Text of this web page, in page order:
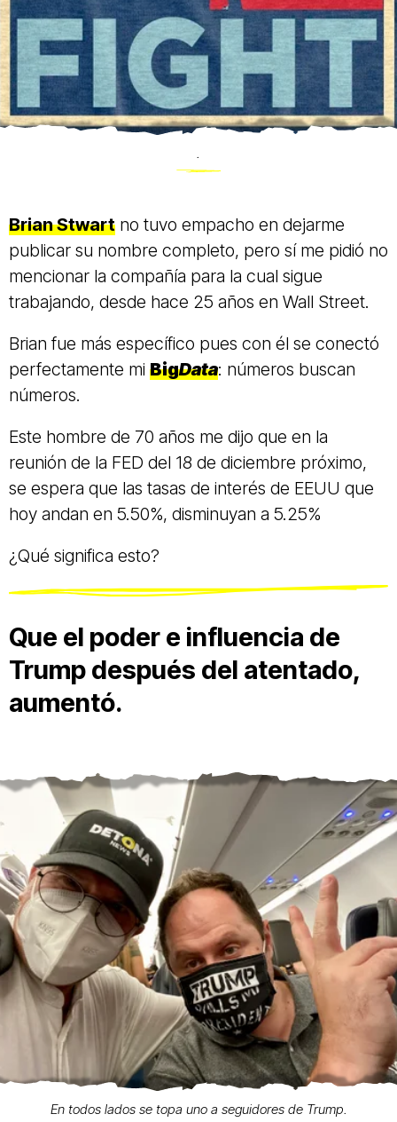
.
Brian Stwart no tuvo empacho en dejarme
publicar su nombre completo, pero sí me pidió no
mencionar la compañía para la cual sigue
trabajando, desde hace 25 años en Wall Street.
Brian fue más específico pues con él se conectó
perfectamente mi BigData: números buscan
números.
Este hombre de 70 años me dijo que en la
reunión de la FED del 18 de diciembre próximo,
se espera que las tasas de interés de EEUU que
hoy andan en 5.50%, disminuyan a 5.25%
¿Qué significa esto?
Que el poder e influencia de
Trump después del atentado,
aumentó.
En todos lados se topa uno a seguidores de Trump.